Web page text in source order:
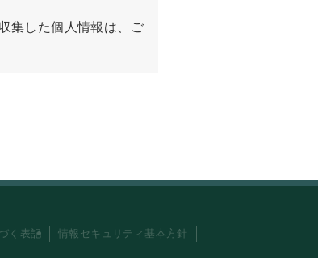
集した個人情報は、ご
く表記 情報セキュリティ基本方針